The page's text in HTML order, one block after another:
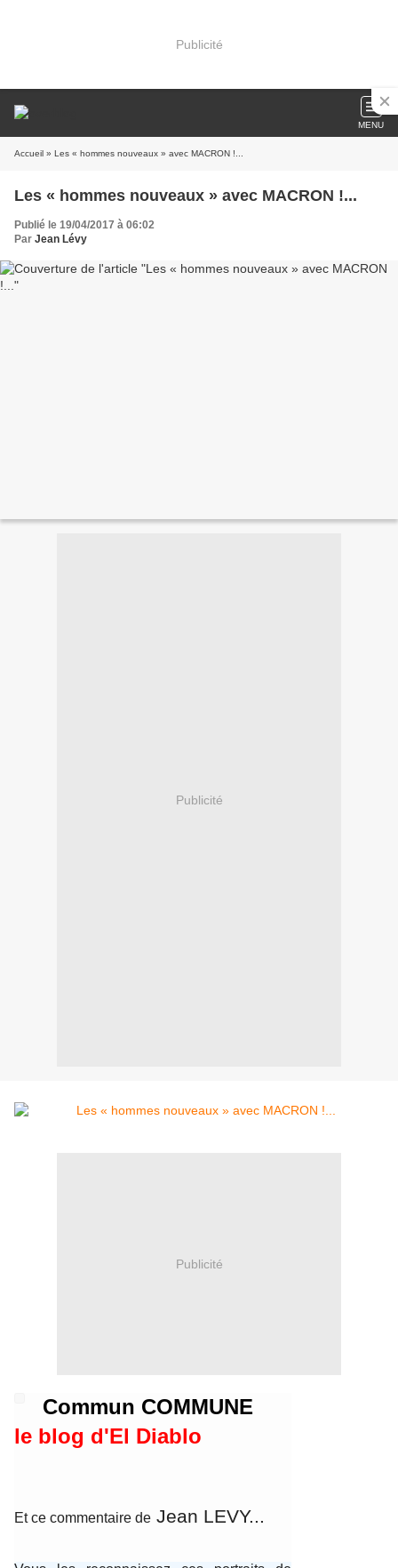
Publicité
MENU
Accueil » Les « hommes nouveaux » avec MACRON !...
Les « hommes nouveaux » avec MACRON !...
Publié le 19/04/2017 à 06:02
Par Jean Lévy
Publicité
Publicité
Commun COMMUNE
le blog d'El Diablo
Et ce commentaire de Jean LEVY...